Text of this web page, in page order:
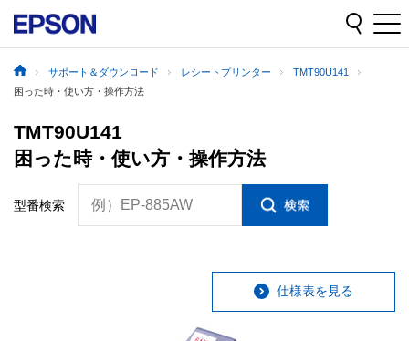
サポート＆ダウンロード レシートプリンター
TMT90U141
困った時・使い方・操作方法
TMT90U141
困った時・使い方・操作方法
型番検索 例）EP-885AW
仕様表を見る